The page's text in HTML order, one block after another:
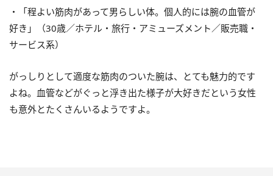
・「程よい筋肉があって男らしい体。個人的には腕の血管が
好き」（30歳／ホテル・旅行・アミューズメント／販売職・
サービス系）
がっしりとして適度な筋肉のついた腕は、とても魅力的です
よね。血管などがぐっと浮き出た様子が大好きだという女性
も意外とたくさんいるようですよ。